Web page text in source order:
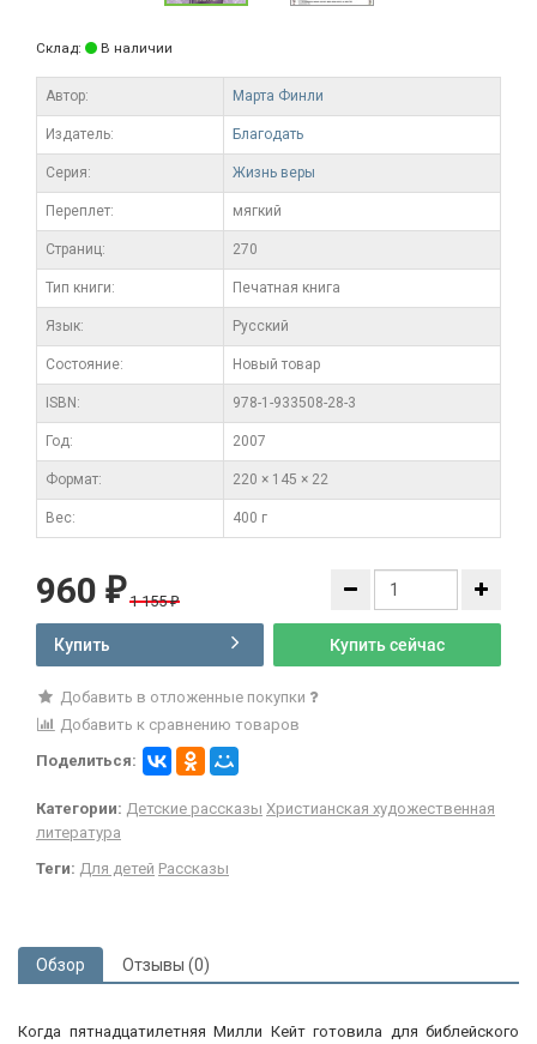
Склад: В наличии
Автор: Марта Финли
Издатель: Благодать
Серия: Жизнь веры
Переплет: мягкий
Cтраниц: 270
Тип книги: Печатная книга
Язык: Русский
Состояние: Новый товар
ISBN: 978-1-933508-28-3
Год: 2007
Формат: 220 × 145 × 22
Вес: 400 г
960 ₽ 1 155₽
Купить Купить сейчас
Добавить в отложенные покупки
Добавить к сравнению товаров
Поделиться:
Категории: Детские рассказы Христианская художественная
литература
Теги: Для детей Рассказы
Обзор Отзывы (0)
Когда пятнадцатилетняя Милли Кейт готовила для библейского